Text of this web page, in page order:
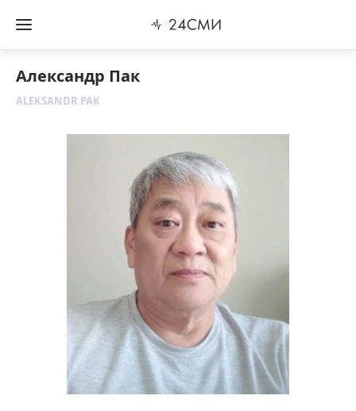
Александр Пак
ALEKSANDR PAK